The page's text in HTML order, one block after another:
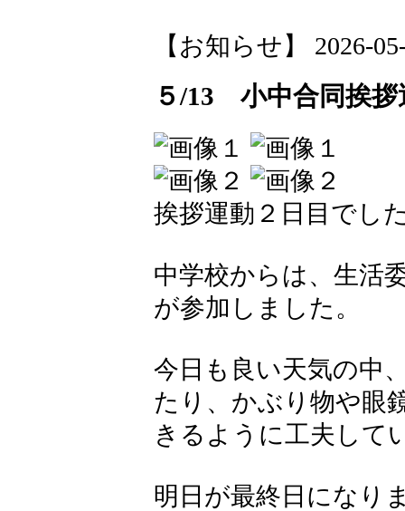
【お知らせ】 2026-
５/13 小中合同挨拶
挨拶運動２日目でし
中学校からは、生活
が参加しました。
今日も良い天気の中
たり、かぶり物や眼
きるように工夫して
明日が最終日になり